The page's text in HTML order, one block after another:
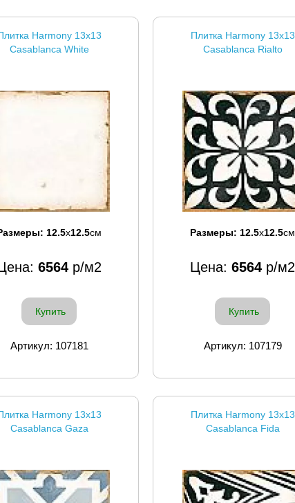
Harmony 13x13
Casablanca White
12.5x12.5см
6564 р/м2
Купить
Артикул: 107181
Плитка Harmony 13x13
Casablanca Rialto
Размеры: 12.5x12.5см
Цена: 6564 р/м2
Купить
Артикул: 107179
Harmony 13x13
Casablanca Gaza
Плитка Harmony 13x13
Casablanca Fida